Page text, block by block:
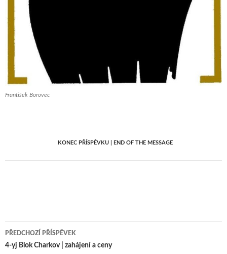
František Borovec
KONEC PŘÍSPĚVKU | END OF THE MESSAGE
Navigace
pro
PŘEDCHOZÍ PŘÍSPĚVEK
4-yj Blok Charkov | zahájení a ceny